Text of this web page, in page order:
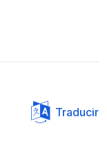
Traducir